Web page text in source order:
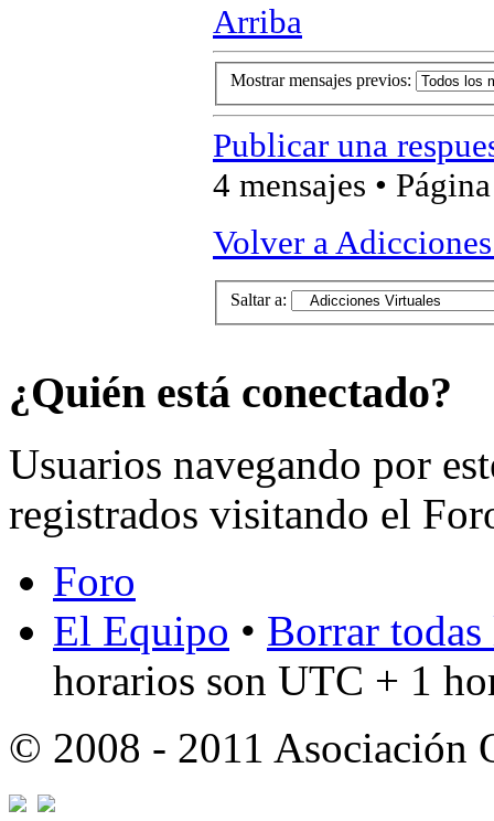
Arriba
Mostrar mensajes previos:
Publicar una
4 mensajes •
Volver a
Saltar a:
¿Quién está conectado?
Usuarios navegando por
registrados visitando el
Foro
El Equipo • Borrar
horarios son UTC + 1
© 2008 - 2011 Asociación